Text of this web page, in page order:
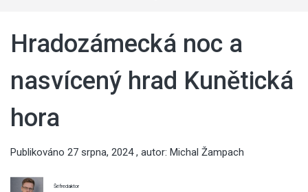
Hradozámecká noc a
nasvícený hrad Kunětická
hora
Publikováno 27 srpna, 2024, autor: Michal Žampach
Šéfredaktor